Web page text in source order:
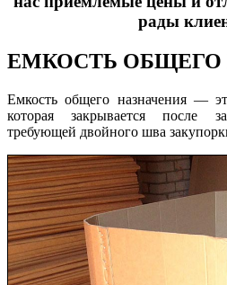
рады
ЕМКОСТЬ ОБЩЕГО
Емкость общего назначения —
которая закрывается после
требующей двойного шва